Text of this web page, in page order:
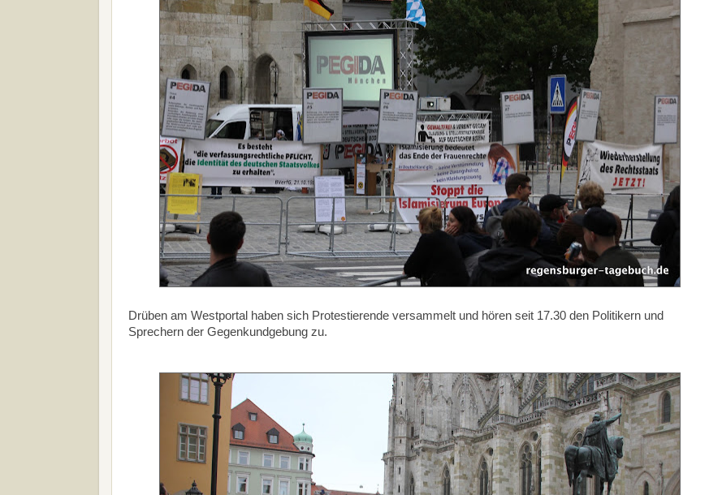
Drüben am Westportal haben sich Protestierende versammelt und hören seit 17.30 den Politikern und
Sprechern der Gegenkundgebung zu.